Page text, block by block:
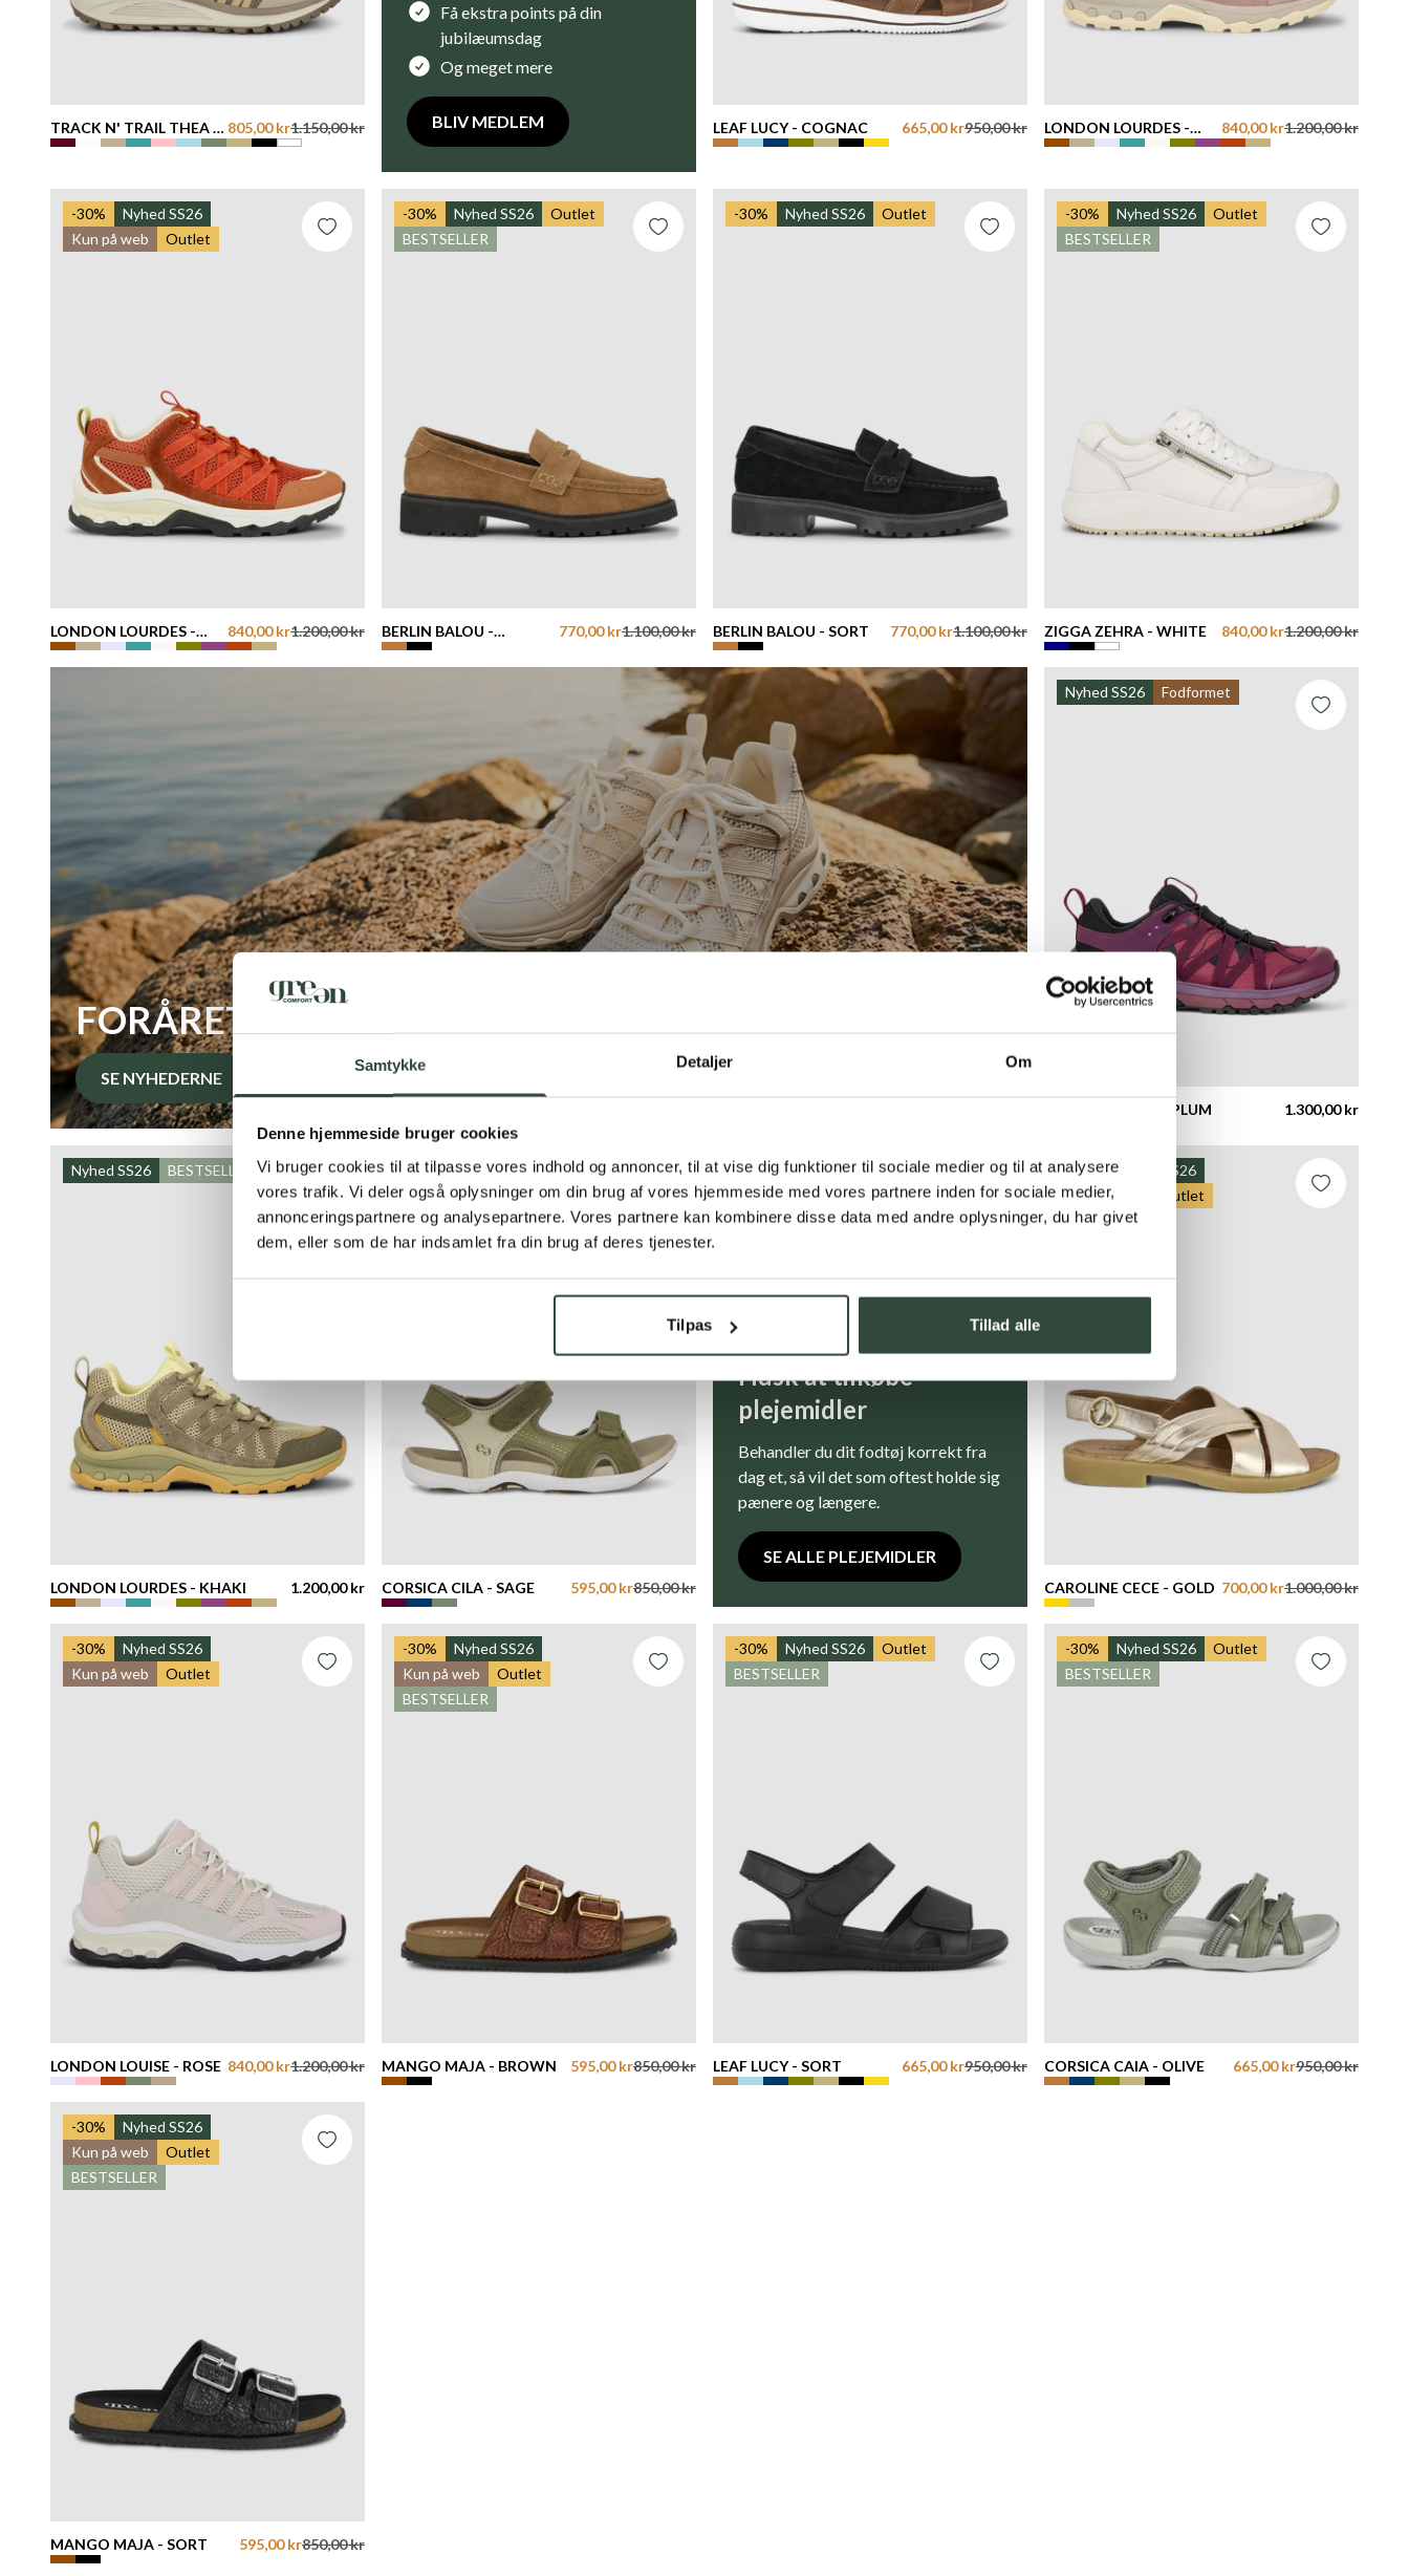
Samtykke Detaljer Om
Denne hjemmeside bruger cookies
Vi bruger cookies til at tilpasse vores indhold og annoncer, til at vise dig funktioner til sociale medier og til at analysere
vores trafik. Vi deler også oplysninger om din brug af vores hjemmeside med vores partnere inden for sociale medier,
annonceringspartnere og analysepartnere. Vores partnere kan kombinere disse data med andre oplysninger, du har givet
dem, eller som de har indsamlet fra din brug af deres tjenester.
Tilpas Tillad alle
TRACK N' TRAIL THEA -
SAND
805,00 kr1.150,00 kr
Få ekstra points på din
jubilæumsdag
Og meget mere
BLIV MEDLEM LEAF LUCY - COGNAC 665,00 kr950,00 kr
LONDON LOURDES -
LAVENDER
840,00 kr1.200,00 kr
-30%
Nyhed SS26
Kun på web
Outlet
LONDON LOURDES -
RUST
840,00 kr1.200,00 kr
-30% Nyhed SS26
Outlet
BESTSELLER
BERLIN BALOU -
COGNAC
770,00 kr1.100,00 kr
FORÅRET STARTER VED FØDDERNE
SE NYHEDERNE
-30% Nyhed SS26 Outlet
BERLIN BALOU - SORT 770,00 kr1.100,00 kr
-30% Nyhed SS26
Outlet
BESTSELLER
ZIGGA ZEHRA - WHITE 840,00 kr1.200,00 kr
Nyhed SS26 Fodformet
TRYSIL THELMA - PLUM 1.300,00 kr
Nyhed SS26 BESTSELLER
LONDON LOURDES - KHAKI 1.200,00 kr
-30% Nyhed SS26 Outlet
CORSICA CILA - SAGE 595,00 kr850,00 kr
Husk at tilkøbe
plejemidler
Behandler du dit fodtøj korrekt fra
dag et, så vil det som oftest holde sig
pænere og længere.
SE ALLE PLEJEMIDLER
-30%
Nyhed SS26
Kun på web
Outlet
CAROLINE CECE - GOLD 700,00 kr1.000,00 kr
-30%
Nyhed SS26
Kun på web
Outlet
LONDON LOUISE - ROSE 840,00 kr1.200,00 kr
-30%
Nyhed SS26
Kun på web
Outlet
BESTSELLER
MANGO MAJA - BROWN 595,00 kr850,00 kr
-30% Nyhed SS26
Outlet
BESTSELLER
LEAF LUCY - SORT 665,00 kr950,00 kr
-30% Nyhed SS26
Outlet
BESTSELLER
CORSICA CAIA - OLIVE 665,00 kr950,00 kr
-30%
Nyhed SS26
Kun på web
Outlet
BESTSELLER
MANGO MAJA - SORT 595,00 kr850,00 kr